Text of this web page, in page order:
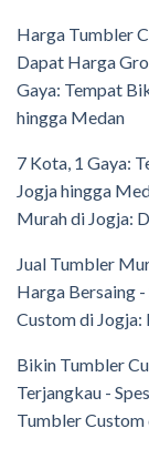
Harga Tumbler
Dapat Harga
Gaya: Tempat
hingga Medan
7 Kota, 1 Gaya:
Jogja hingga
Murah di Jogja:
Jual Tumbler
Harga Bersaing -
Custom di Jogja:
Bikin Tumbler
Terjangkau -
Tumbler Custom